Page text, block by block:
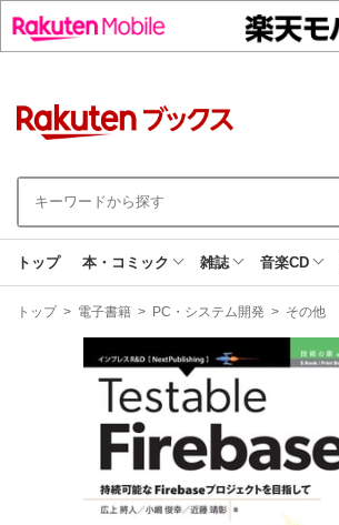
トップ 本・コミック 雑誌 音楽CD
現
トップ > 電子書籍 > PC・システム開発 > その他